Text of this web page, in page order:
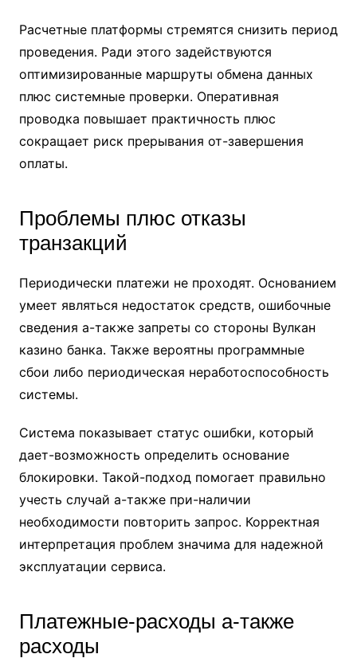
Расчетные платформы стремятся снизить период
проведения. Ради этого задействуются
оптимизированные маршруты обмена данных
плюс системные проверки. Оперативная
проводка повышает практичность плюс
сокращает риск прерывания от-завершения
оплаты.
Проблемы плюс отказы
транзакций
Периодически платежи не проходят. Основанием
умеет являться недостаток средств, ошибочные
сведения а-также запреты со стороны Вулкан
казино банка. Также вероятны программные
сбои либо периодическая неработоспособность
системы.
Система показывает статус ошибки, который
дает-возможность определить основание
блокировки. Такой-подход помогает правильно
учесть случай а-также при-наличии
необходимости повторить запрос. Корректная
интерпретация проблем значима для надежной
эксплуатации сервиса.
Платежные-расходы а-также
расходы